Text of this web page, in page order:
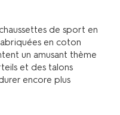
de sport en
en coton
un amusant thème
et des talons
encore plus